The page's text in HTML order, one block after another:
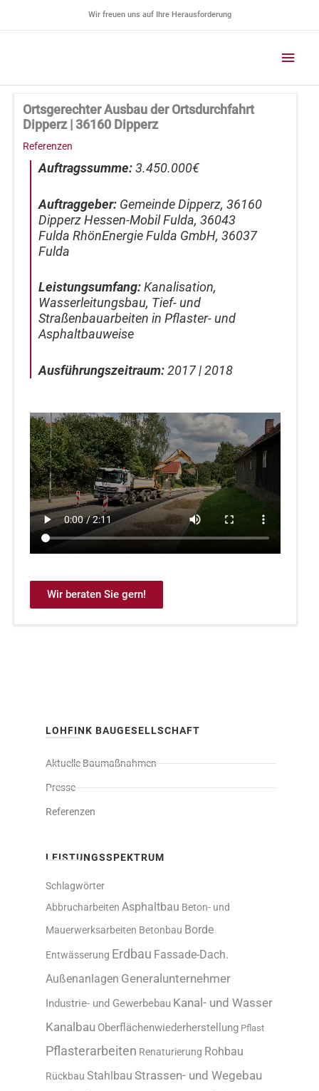
Wir freuen uns auf Ihre Herausforderung
Ortsgerechter Ausbau der Ortsdurchfahrt
Dipperz | 36160 Dipperz
Referenzen
Auftragssumme: 3.450.000€
Auftraggeber: Gemeinde Dipperz, 36160
Dipperz Hessen-Mobil Fulda, 36043
Fulda RhönEnergie Fulda GmbH, 36037
Fulda
Leistungsumfang:Kanalisation,
Wasserleitungsbau, Tief- und
Straßenbauarbeiten in Pflaster- und
Asphaltbauweise
Ausführungszeitraum: 2017 | 2018
Wir beraten Sie gern!
LOHFINK BAUGESELLSCHAFT
Aktuelle Baumaßnahmen
Presse
Referenzen
LEISTUNGSSPEKTRUM
Schlagwörter
Abbrucharbeiten Asphaltbau Beton- und
Mauerwerksarbeiten Betonbau Borde
Entwässerung Erdbau Fassade-Dach.
Außenanlagen Generalunternehmer
Industrie- und Gewerbebau Kanal- und Wasser
Kanalbau Oberflächenwiederherstellung Pflast
Pflasterarbeiten Renaturierung Rohbau
Rückbau Stahlbau Strassen- und Wegebau